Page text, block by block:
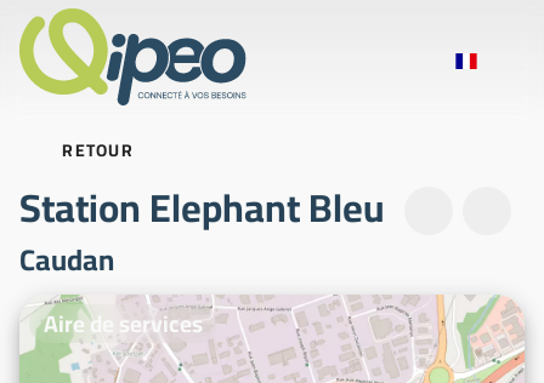
RETOUR
Station Elephant Bleu
Caudan
Photos d'illustration
Aire de services